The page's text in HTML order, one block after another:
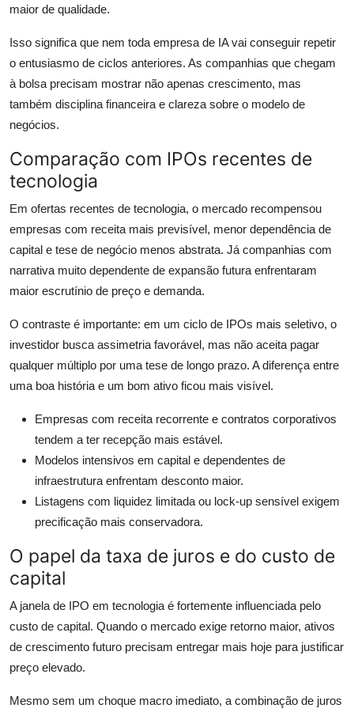
maior de qualidade.
Isso significa que nem toda empresa de IA vai conseguir repetir
o entusiasmo de ciclos anteriores. As companhias que chegam
à bolsa precisam mostrar não apenas crescimento, mas
também disciplina financeira e clareza sobre o modelo de
negócios.
Comparação com IPOs recentes de
tecnologia
Em ofertas recentes de tecnologia, o mercado recompensou
empresas com receita mais previsível, menor dependência de
capital e tese de negócio menos abstrata. Já companhias com
narrativa muito dependente de expansão futura enfrentaram
maior escrutínio de preço e demanda.
O contraste é importante: em um ciclo de IPOs mais seletivo, o
investidor busca assimetria favorável, mas não aceita pagar
qualquer múltiplo por uma tese de longo prazo. A diferença entre
uma boa história e um bom ativo ficou mais visível.
Empresas com receita recorrente e contratos corporativos
tendem a ter recepção mais estável.
Modelos intensivos em capital e dependentes de
infraestrutura enfrentam desconto maior.
Listagens com liquidez limitada ou lock-up sensível exigem
precificação mais conservadora.
O papel da taxa de juros e do custo de
capital
A janela de IPO em tecnologia é fortemente influenciada pelo
custo de capital. Quando o mercado exige retorno maior, ativos
de crescimento futuro precisam entregar mais hoje para justificar
preço elevado.
Mesmo sem um choque macro imediato, a combinação de juros